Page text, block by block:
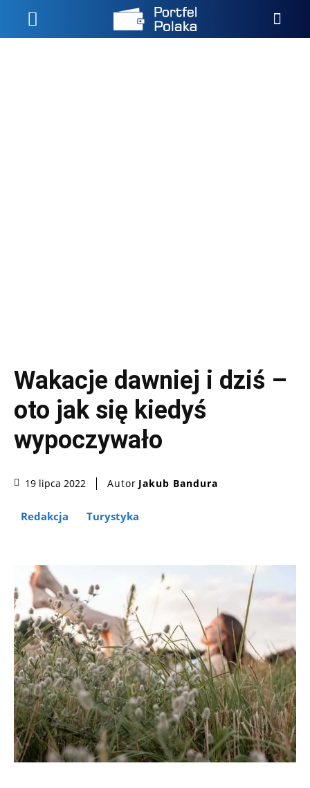
Wakacje dawniej i dziś –
oto jak się kiedyś
wypoczywało
19 lipca 2022 Autor Jakub Bandura
Redakcja Turystyka